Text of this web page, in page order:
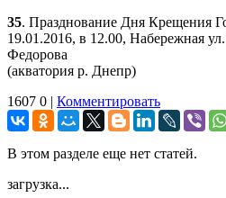
35. Празднование Дня Крещения
19.01.2016, в 12.00, Набережная
Федорова
(акватория р. Днепр)
1607 0 | Комментировать
В этом разделе еще нет статей.
загрузка...